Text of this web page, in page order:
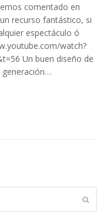
comentado en
recurso fantástico, si
espectáculo ó
watch?
Un buen diseño de
generación…
Enviar